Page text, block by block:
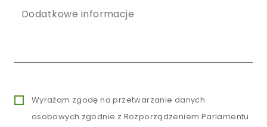
Wyrażam zgodę na przetwarzanie danych
osobowych zgodnie z Rozporządzeniem Parlamentu